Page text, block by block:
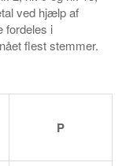
ved hjælp af
fordeles i
flest stemmer.
P